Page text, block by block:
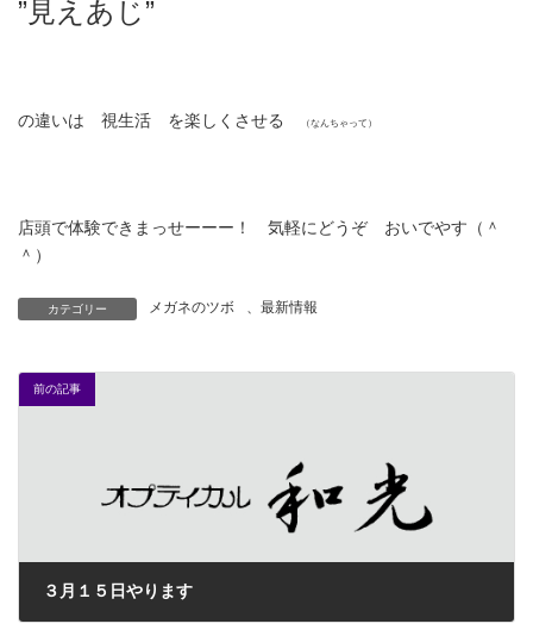
”見えあじ”
の違いは 視生活 を楽しくさせる （なんちゃって）
店頭で体験できまっせーーー！ 気軽にどうぞ おいでやす（＾
＾）
カテゴリー メガネのツボ 、 最新情報
前の記事
３月１５日やります